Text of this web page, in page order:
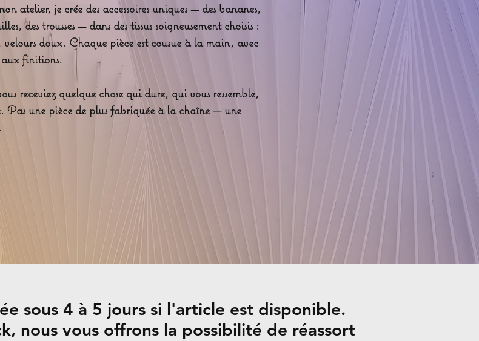
atelier, je crée des accessoires uniques — des bananes,
des trousses — dans des tissus soigneusement choisis :
doux. Chaque pièce est cousue à la main, avec
finitions.
receviez quelque chose qui dure, qui vous ressemble,
Pas une pièce de plus fabriquée à la chaîne — une
sous 4 à 5 jours si l'article est disponible.
nous vous offrons la possibilité de réassort